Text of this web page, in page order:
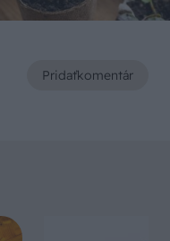
Pridaťkomentár